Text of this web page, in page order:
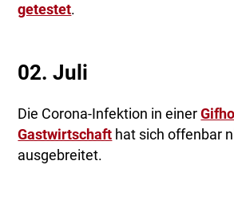
getestet.
02. Juli
Die Corona-Infektion in einer
Gastwirtschaft hat sich offenbar
ausgebreitet.